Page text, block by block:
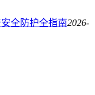
全防护全指南2026-